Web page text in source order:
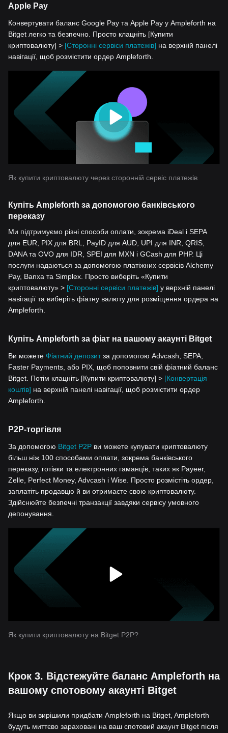
Apple Pay
Конвертувати баланс Google Pay та Apple Pay у Ampleforth на
Bitget легко та безпечно. Просто клацніть [Купити
криптовалюту] > [Сторонні сервіси платежів] на верхній панелі
навігації, щоб розмістити ордер Ampleforth.
Як купити криптовалюту через сторонній сервіс платежів
Купіть Ampleforth за допомогою банківського
переказу
Ми підтримуємо різні способи оплати, зокрема iDeal і SEPA
для EUR, PIX для BRL, PayID для AUD, UPI для INR, QRIS,
DANA та OVO для IDR, SPEI для MXN і GCash для PHP. Ці
послуги надаються за допомогою платіжних сервісів Alchemy
Pay, Banxa та Simplex. Просто виберіть «Купити
криптовалюту» > [Сторонні сервіси платежів] у верхній панелі
навігації та виберіть фіатну валюту для розміщення ордера на
Ampleforth.
Купіть Ampleforth за фіат на вашому акаунті Bitget
Ви можете Фіатний депозитза допомогою Advcash, SEPA,
Faster Payments, або PIX, щоб поповнити свій фіатний баланс
Bitget. Потім клацніть [Купити криптовалюту] > [Конвертація
коштів] на верхній панелі навігації, щоб розмістити ордер
Ampleforth.
P2P-торгівля
За допомогою Bitget P2P ви можете купувати криптовалюту
більш ніж 100 способами оплати, зокрема банківського
переказу, готівки та електронних гаманців, таких як Payeer,
Zelle, Perfect Money, Advcash і Wise. Просто розмістіть ордер,
заплатіть продавцю й ви отримаєте свою криптовалюту.
Здійснюйте безпечні транзакції завдяки сервісу умовного
депонування.
Як купити криптовалюту на Bitget P2P?
Крок 3. Відстежуйте баланс Ampleforth на
вашому спотовому акаунті Bitget
Якщо ви вирішили придбати Ampleforth на Bitget, Ampleforth
будуть миттєво зараховані на ваш спотовий акаунт Bitget після